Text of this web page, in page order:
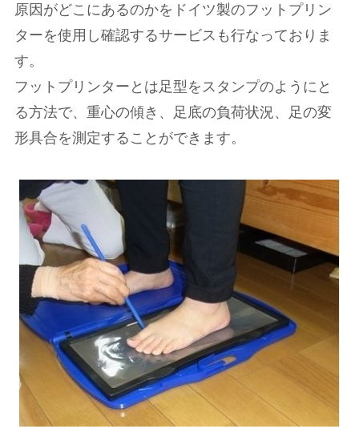
原因がどこにあるのかをドイツ製のフットプリン
ターを使用し確認するサービスも行なっておりま
す。
フットプリンターとは足型をスタンプのようにと
る方法で、重心の傾き、足底の負荷状況、足の変
形具合を測定することができます。